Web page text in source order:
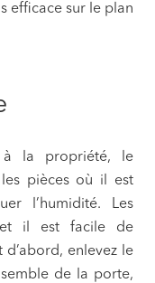
efficace sur le plan
à la propriété, le
pièces où il est
l’humidité. Les
il est facile de
d’abord, enlevez le
de la porte,